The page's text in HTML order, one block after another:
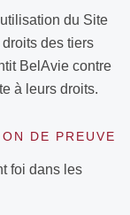
du Site
des tiers
BelAvie contre
à leurs droits.
DE PREUVE
foi dans les